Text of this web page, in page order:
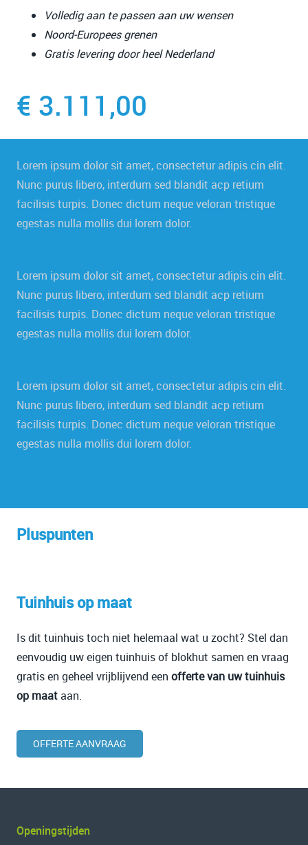
Volledig aan te passen aan uw wensen
Noord-Europees grenen
Gratis levering door heel Nederland
€ 3.111,00
Lorem ipsum dolor sit amet, consectetur adipis cin elit.
Nunc purus libero, interdum sed blandit acp retium
facilisis turpis. Donec dictum neque veloran tristique
egestas nulla mollis dui lorem dolor.
Lorem ipsum dolor sit amet, consectetur adipis cin elit.
Nunc purus libero, interdum sed blandit acp retium
facilisis turpis. Donec dictum neque veloran tristique
egestas nulla mollis dui lorem dolor.
Lorem ipsum dolor sit amet, consectetur adipis cin elit.
Nunc purus libero, interdum sed blandit acp retium
facilisis turpis. Donec dictum neque veloran tristique
egestas nulla mollis dui lorem dolor.
Pluspunten
Tuinhuis op maat
Is dit tuinhuis toch niet helemaal wat u zocht? Stel dan
eenvoudig uw eigen tuinhuis of blokhut samen en vraag
gratis en geheel vrijblijvend een offerte van uw tuinhuis
op maataan.
OFFERTE AANVRAAG
Openingstijden